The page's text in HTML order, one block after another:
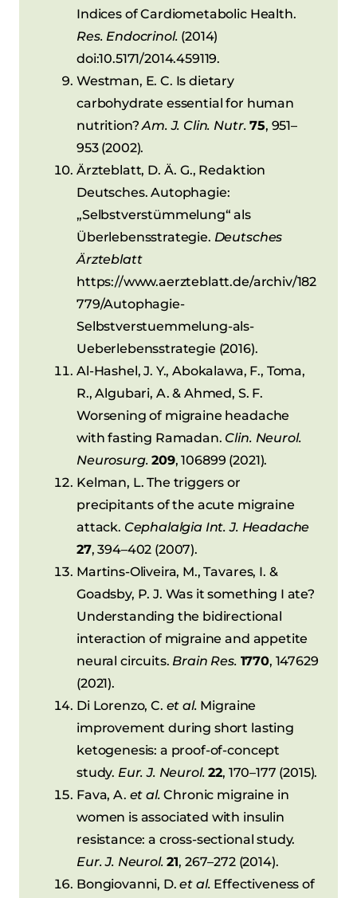
Indices of Cardiometabolic Health.
Res. Endocrinol. (2014)
doi:10.5171/2014.459119.
Westman, E. C. Is dietary
carbohydrate essential for human
nutrition?Am. J. Clin. Nutr. 75, 951–
953 (2002).
Ärzteblatt, D. Ä. G., Redaktion
Deutsches. Autophagie:
„Selbstverstümmelung“ als
Überlebensstrategie. Deutsches
Ärzteblatt
https://www.aerzteblatt.de/archiv/182
779/Autophagie-
Selbstverstuemmelung-als-
Ueberlebensstrategie (2016).
Al-Hashel, J. Y., Abokalawa, F., Toma,
R., Algubari, A. & Ahmed, S. F.
Worsening of migraine headache
with fasting Ramadan. Clin. Neurol.
Neurosurg. 209, 106899 (2021).
Kelman, L. The triggers or
precipitants of the acute migraine
attack. Cephalalgia Int. J. Headache
27, 394–402 (2007).
Martins-Oliveira, M., Tavares, I. &
Goadsby, P. J. Was it something I ate?
Understanding the bidirectional
interaction of migraine and appetite
neural circuits. Brain Res. 1770, 147629
(2021).
Di Lorenzo, C. et al. Migraine
improvement during short lasting
ketogenesis: a proof-of-concept
study. Eur. J. Neurol. 22, 170–177 (2015).
Fava, A. et al. Chronic migraine in
women is associated with insulin
resistance: a cross-sectional study.
Eur. J. Neurol. 21, 267–272 (2014).
Bongiovanni, D.et al. Effectiveness of